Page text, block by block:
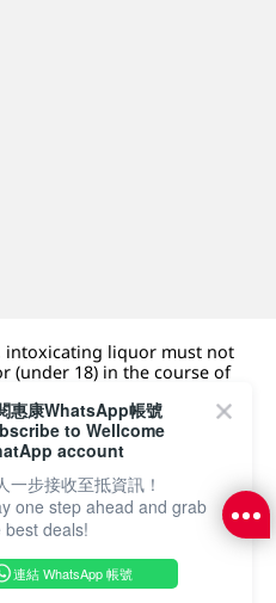
intoxicating liquor must not
(under 18) in the course of
，向未成年人 (18 歲以下人士)
集團
The Dairy Farm Company
惠康WhatsApp帳號
to Wellcome
account
一步接收至抵資訊！
one step ahead and grab
best deals!
連結 WhatsApp 帳號